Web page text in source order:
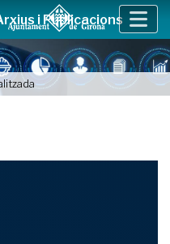
i Publicacions